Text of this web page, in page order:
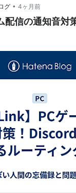
グ • 4ヶ月前
配信の通知音